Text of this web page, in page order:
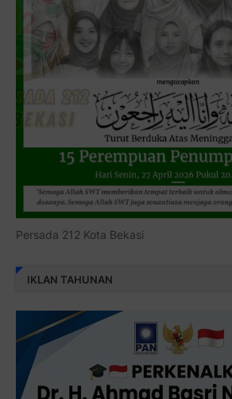
Persada 212 Kota Bekasi
IKLAN TAHUNAN